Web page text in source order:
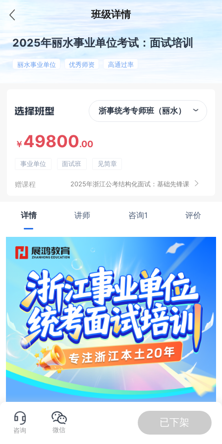
班级详情
2025年丽水事业单位考试：面试培训
丽水事业单位 优秀师资 高通过率
浙事统考专师班（丽水）
￥ 49800.00
事业单位 面试班 见简章
赠课程 2025年浙江公考结构化面试：基础先锋课
详情 讲师 咨询1 评价
咨询 微信
已下架